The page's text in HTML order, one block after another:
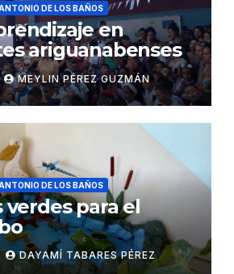
DE LOS BAÑOS
en
ariguanabenses
MEYLIN PÉREZ GUZMÁN
DE LOS BAÑOS
verdes para el
DAYAMÍ TABARES PÉREZ